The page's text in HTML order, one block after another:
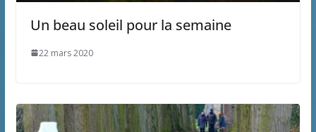
Un beau soleil pour la semaine
22 mars 2020